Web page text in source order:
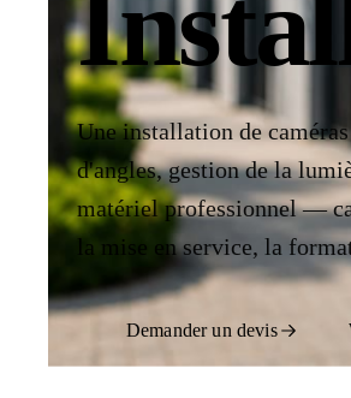
Une installation de
d'angles, gestion de la
matériel professionnel —
la mise en service, la
Demander un devis